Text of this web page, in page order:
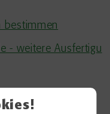
bestimmen
- weitere Ausfertigu